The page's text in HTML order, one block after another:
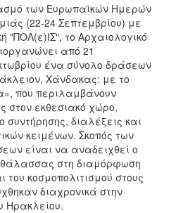
των Ευρωπαϊκών Ημερών
(22-24 Σεπτεμβρίου) με
"ΠΟΛ(ε)ΙΣ", το Αρχαιολογικό
από 21
ένα σύνολο δράσεων
Χάνδακας: με το
που περιλαμβάνουν
στον εκθεσιακό χώρο,
συντήρησης, διαλέξεις και
κειμένων. Σκοπός των
είναι να αναδειχθεί ο
θάλασσας στη διαμόρφωση
του κοσμοπολιτισμού στους
διαχρονικά στην
Ηρακλείου.